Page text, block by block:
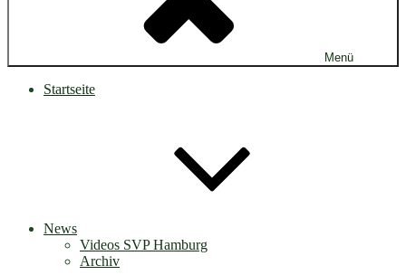
Menü
Startseite
News
Videos SVP Hamburg
Archiv